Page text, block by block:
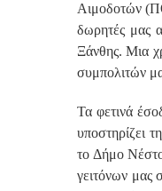
Αιμοδοτών
δωρητές μας
Ξάνθης. Μια
συμπολιτών
Τα φετινά
υποστηρίζει
το Δήμο
γειτόνων μας